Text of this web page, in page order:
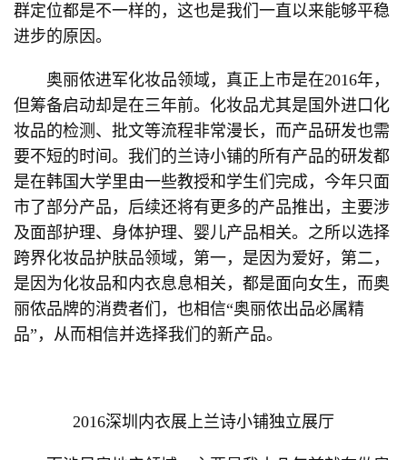
群定位都是不一样的，这也是我们一直以来能够平稳
进步的原因。
奥丽侬进军化妆品领域，真正上市是在2016年，
但筹备启动却是在三年前。化妆品尤其是国外进口化
妆品的检测、批文等流程非常漫长，而产品研发也需
要不短的时间。我们的兰诗小铺的所有产品的研发都
是在韩国大学里由一些教授和学生们完成，今年只面
市了部分产品，后续还将有更多的产品推出，主要涉
及面部护理、身体护理、婴儿产品相关。之所以选择
跨界化妆品护肤品领域，第一，是因为爱好，第二，
是因为化妆品和内衣息息相关，都是面向女生，而奥
丽侬品牌的消费者们，也相信“奥丽侬出品必属精
品”，从而相信并选择我们的新产品。
2016深圳内衣展上兰诗小铺独立展厅